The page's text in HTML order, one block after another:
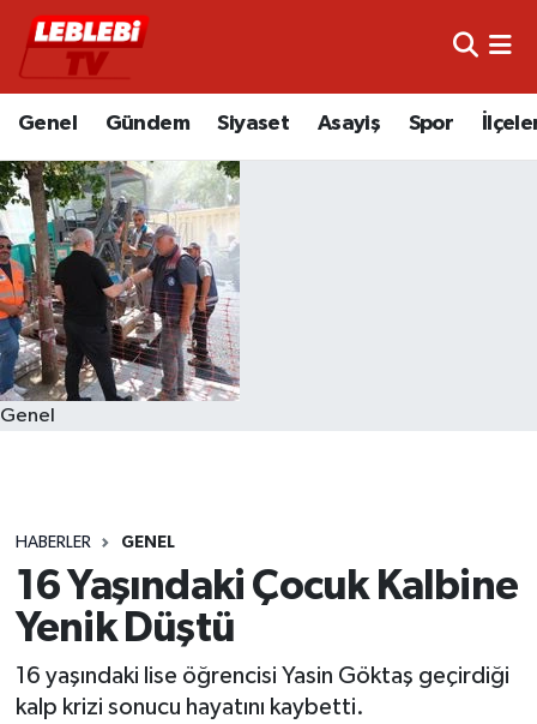
Genel Gündem Siyaset Asayiş Spor
Genel
HABERLER GENEL
16 Yaşındaki Çocuk Kalbine
Yenik Düştü
16 yaşındaki lise öğrencisi Yasin Göktaş geçirdiği
kalp krizi sonucu hayatını kaybetti.
Hava Durumu
Trafik Durumu
Süper Lig Puan Durumu ve Fikstür
Tüm Manşetler
Son Dakika Haberleri